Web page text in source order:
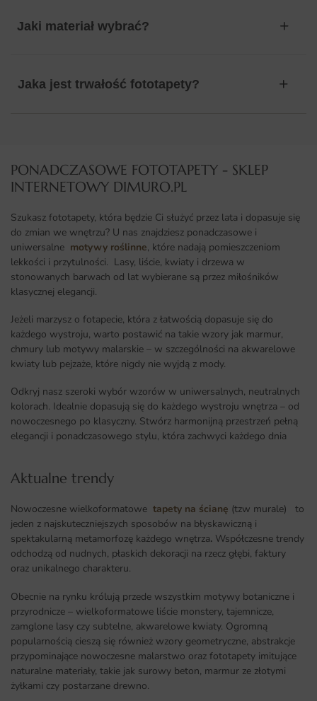
Jaki materiał wybrać?
Jaka jest trwałość fototapety?
PONADCZASOWE FOTOTAPETY - SKLEP
INTERNETOWY DIMURO.PL​
Szukasz fototapety, która będzie Ci służyć przez lata i dopasuje się
do zmian we wnętrzu? U nas znajdziesz ponadczasowe i
uniwersalne motywy roślinne, które nadają pomieszczeniom
lekkości i przytulności. Lasy, liście, kwiaty i drzewa w
stonowanych barwach od lat wybierane są przez miłośników
klasycznej elegancji.
Jeżeli marzysz o fotapecie, która z łatwością dopasuje się do
każdego wystroju, warto postawić na takie wzory jak marmur,
chmury lub motywy malarskie – w szczególności na akwarelowe
kwiaty lub pejzaże, które nigdy nie wyjdą z mody.
Odkryj nasz szeroki wybór wzorów w uniwersalnych, neutralnych
kolorach. Idealnie dopasują się do każdego wystroju wnętrza – od
nowoczesnego po klasyczny. Stwórz harmonijną przestrzeń pełną
elegancji i ponadczasowego stylu, która zachwyci każdego dnia
Aktualne trendy​
Nowoczesne wielkoformatowe tapety na ścianę (tzw murale) to
jeden z najskuteczniejszych sposobów na błyskawiczną i
spektakularną metamorfozę każdego wnętrza. Współczesne trendy
odchodzą od nudnych, płaskich dekoracji na rzecz głębi, faktury
oraz unikalnego charakteru.
Obecnie na rynku królują przede wszystkim motywy botaniczne i
przyrodnicze – wielkoformatowe liście monstery, tajemnicze,
zamglone lasy czy subtelne, akwarelowe kwiaty. Ogromną
popularnością cieszą się również wzory geometryczne, abstrakcje
przypominające nowoczesne malarstwo oraz fototapety imitujące
naturalne materiały, takie jak surowy beton, marmur ze złotymi
żyłkami czy postarzane drewno.